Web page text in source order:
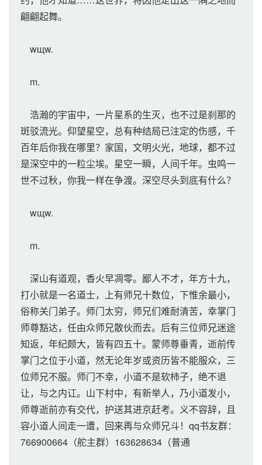
翩翩起舞。
wщw.
m.
浩瀚的宇宙中，一片星系的生灭，也不过是刹那的
斑驳流光。仰望星空，总有种结局已注定的伤感，千
百年后你我在哪里？家国，文明火光，地球，都不过
是深空中的一粒尘埃。星空一瞬，人间千年。虫鸣一
世不过秋，你我一样在争渡。深空尽头到底有什么？
wщw.
m.
深山有道观，香火早凋零。鄙人不才，年方十九，
打小就是一名道士，上有师兄十数位，下惟余最小，
俗称关门弟子。师门太穷，师兄们难耐清苦，幸掌门
师尊豁达，任由众师兄散伙而去。后有三位师兄迷途
知返，年纪颇大，皆有四五十。蒙师尊垂青，逝前传
掌门之位于小道，然无论年岁或资历皆不能服众，三
位师兄不服。师门不幸，小道不是软柿子，绝不退
让，与之内讧。山下村中，有新举人，乃小道发小，
师尊逝前亦有交代，护送其进京赶考。义不容辞，且
容小道人间走一遭，回来再与众师兄斗！qq书友群：
766900664（舵主群）163628634（普通